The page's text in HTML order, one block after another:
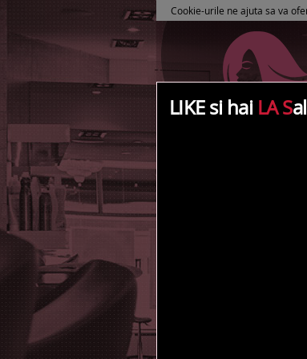
Cookie-urile ne ajuta sa va
LIKE si hai LA S